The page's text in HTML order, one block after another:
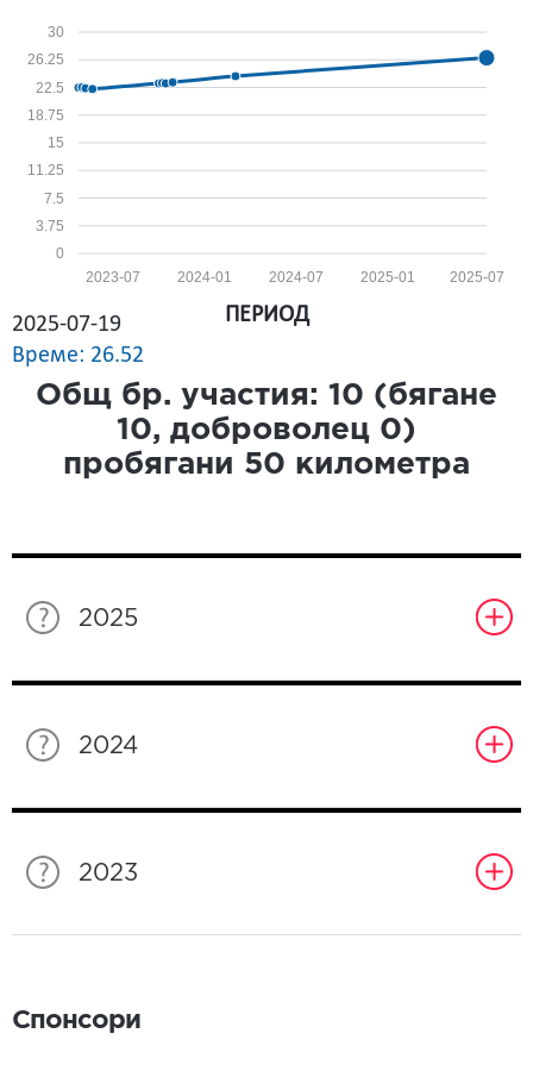
0
3.75
7.5
11.25
15
18.75
22.5
26.25
30
2025-07
2025-01
2024-07
2024-01
2023-07
2025-07-19
Време: 26.52
ПЕРИОД
Общ бр. участия: 10 (бягане
10, доброволец 0)
пробягани 50 километра
2025
2024
2023
Спонсори